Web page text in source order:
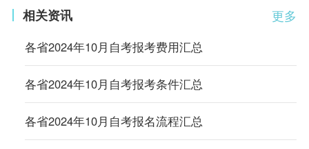
更多
相关资讯
各省2024年10月自考报考费用汇总
各省2024年10月自考报考条件汇总
各省2024年10月自考报名流程汇总